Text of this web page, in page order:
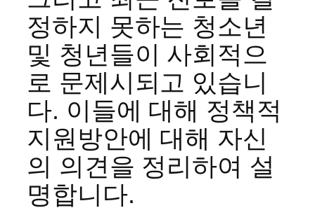
정하지 못하는 청소년
및 청년들이 사회적으
로 문제시되고 있습니
다. 이들에 대해 정책적
지원방안에 대해 자신
의 의견을 정리하여 설
명합니다.